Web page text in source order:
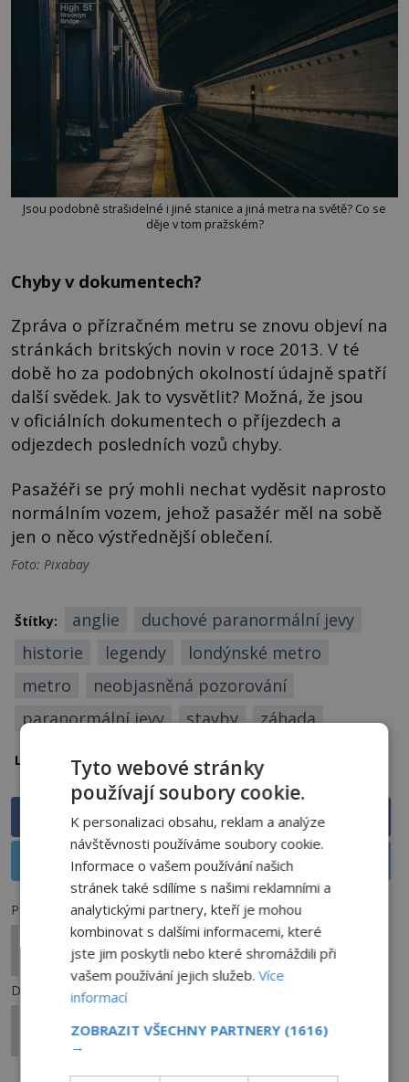
Jsou podobně strašidelné i jiné stanice a jiná metra na světě? Co se
děje v tom pražském?
Chyby v dokumentech?
Zpráva o přízračném metru se znovu objeví na
stránkách britských novin v roce 2013. V té
době ho za podobných okolností údajně spatří
další svědek. Jak to vysvětlit? Možná, že jsou
v oficiálních dokumentech o příjezdech a
odjezdech posledních vozů chyby.
Pasažéři se prý mohli nechat vyděsit naprosto
normálním vozem, jehož pasažér měl na sobě
jen o něco výstřednější oblečení.
Foto: Pixabay
Štítky: anglie
duchové paranormální jevy
historie
legendy
londýnské metro
metro
neobjasněná pozorování
paranormální jevy
stavby záhada
Lokalita: Anglie
Sdílet na Facebooku
Sdílet na X
Předchozí článek
Démonický Tolštejn: Proč přitahuje zástupy
přízraků?
Další článek
Děsivý příběh Petera Stumppa. Skutečně věřil, že
je vlkodlak?
Tyto webové stránky
používají soubory cookie.
K personalizaci obsahu, reklam a analýze
návštěvnosti používáme soubory cookie.
Informace o vašem používání našich
stránek také sdílíme s našimi reklamními a
analytickými partnery, kteří je mohou
kombinovat s dalšími informacemi, které
jste jim poskytli nebo které shromáždili při
vašem používání jejich služeb.Více
informací
ZOBRAZIT VŠECHNY PARTNERY (1616)
→